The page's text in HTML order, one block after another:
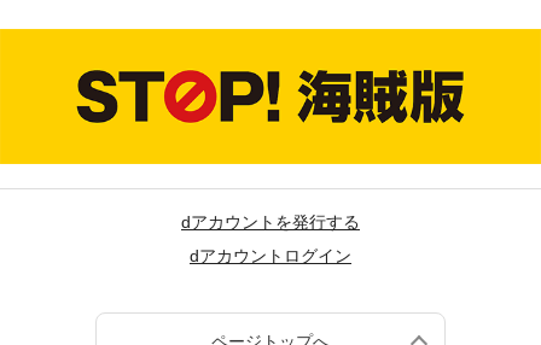
dアカウントを発行する
dアカウントログイン
ページトップへ